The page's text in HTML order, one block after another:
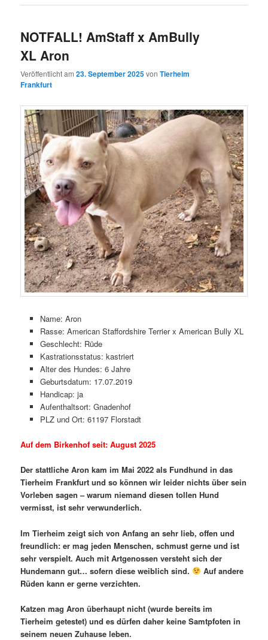
NOTFALL! AmStaff x AmBully
XL Aron
Veröffentlicht am23. September 2025vonTierheim
Frankfurt
Name: Aron
Rasse: American Staffordshire Terrier x American Bully XL
Geschlecht: Rüde
Kastrationsstatus: kastriert
Alter des Hundes: 6 Jahre
Geburtsdatum: 17.07.2019
Handicap: ja
Aufenthaltsort: Gnadenhof
PLZ und Ort: 61197 Florstadt
Auf dem Birkenhof seit: August 2025
Der stattliche Aron kam im Mai 2022 als Fundhund in das
Tierheim Frankfurt und so können wir leider nichts über sein
Vorleben sagen – warum niemand diesen tollen Hund
vermisst, ist sehr verwunderlich.
Im Tierheim zeigt sich von Anfang an sehr lieb, offen und
freundlich: er mag jeden Menschen, schmust gerne und ist
sehr verspielt. Auch mit Artgenossen versteht sich der
Hundemann gut… sofern diese weiblich sind.
Auf andere
Rüden kann er gerne verzichten.
Katzen mag Aron überhaupt nicht (wurde bereits im
Tierheim getestet) und es dürfen daher keine Samtpfoten in
seinem neuen Zuhause leben.